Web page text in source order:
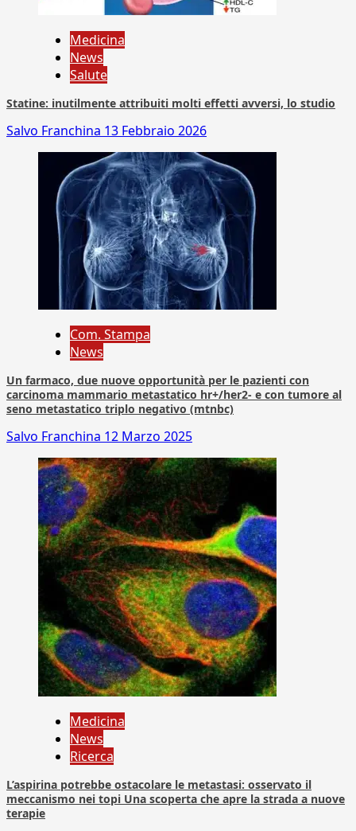
Medicina
News
Salute
Statine: inutilmente attribuiti molti effetti avversi, lo studio
Salvo Franchina 13 Febbraio 2026
Com. Stampa
News
Un farmaco, due nuove opportunità per le pazienti con
carcinoma mammario metastatico hr+/her2- e con tumore al
seno metastatico triplo negativo (mtnbc)
Salvo Franchina 12 Marzo 2025
Medicina
News
Ricerca
L’aspirina potrebbe ostacolare le metastasi: osservato il
meccanismo nei topi Una scoperta che apre la strada a nuove
terapie